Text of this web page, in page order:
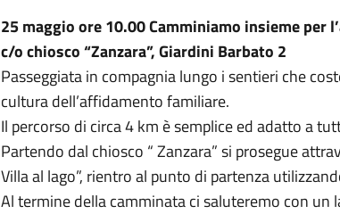
25 maggio ore 10.00 Camminiamo insieme per
c/ochiosco “Zanzara”, Giardini Barbato 2
Passeggiata in compagnia lungo i sentieri che
cultura dell’affidamento familiare.
Il percorso di circa 4 km è semplice ed adatto a
Partendo dal chiosco “ Zanzara” si prosegue
Villa al lago”, rientro al punto di partenza
Al termine della camminata ci saluteremo con un